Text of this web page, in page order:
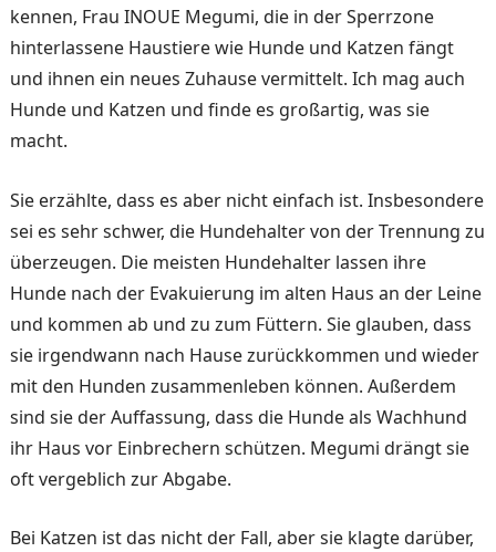
kennen, Frau INOUE Megumi, die in der Sperrzone
hinterlassene Haustiere wie Hunde und Kat­zen fängt
und ihnen ein neues Zuhause vermittelt. Ich mag auch
Hunde und Katzen und finde es großartig, was sie
macht.
Sie erzählte, dass es aber nicht einfach ist. Insbe­sondere
sei es sehr schwer, die Hundehalter von der Tren­nung zu
überzeugen. Die meisten Hundehalter lassen ihre
Hunde nach der Evakuie­rung im alten Haus an der Leine
und kommen ab und zu zum Füttern. Sie glauben, dass
sie irgendwann nach Hause zurückkommen und wieder
mit den Hunden zusammenle­ben können. Außerdem
sind sie der Auffassung, dass die Hunde als Wachhund
ihr Haus vor Einbrechern schützen. Megumi drängt sie
oft vergeb­lich zur Abgabe.
Bei Katzen ist das nicht der Fall, aber sie klagte darüber,